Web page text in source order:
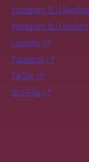
Instagram SLU.Sweden
Instagram SLU.student
LinkedIn
Facebook
TikTok
SLU Play